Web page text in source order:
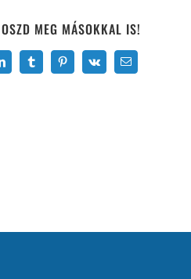
MEG MÁSOKKAL IS!
TumblrPinterest
Vk Email: